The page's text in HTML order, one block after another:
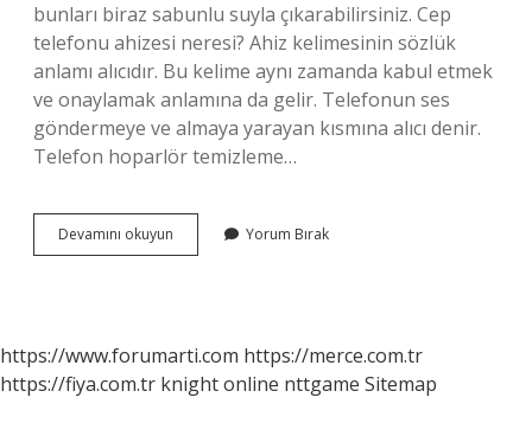
bunları biraz sabunlu suyla çıkarabilirsiniz. Cep
telefonu ahizesi neresi? Ahiz kelimesinin sözlük
anlamı alıcıdır. Bu kelime aynı zamanda kabul etmek
ve onaylamak anlamına da gelir. Telefonun ses
göndermeye ve almaya yarayan kısmına alıcı denir.
Telefon hoparlör temizleme…
Devamını okuyun Telefonun
Ses
Yorum Bırak
https://www.forumarti.com https://merce.com.tr
https://fiya.com.tr knight online nttgame Sitemap